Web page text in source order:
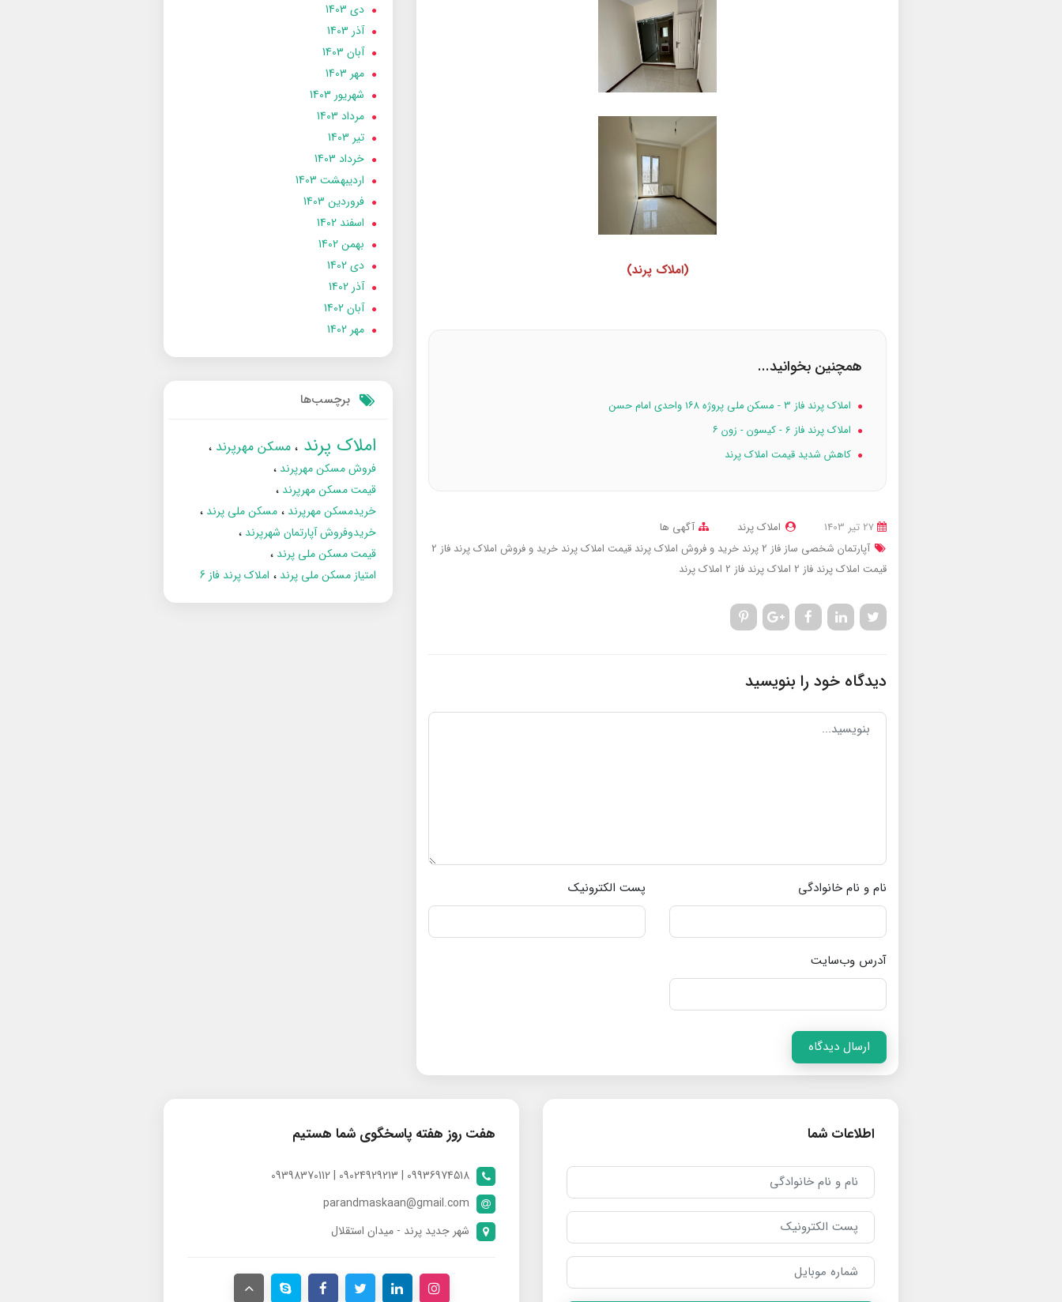
(املاک پرند)
همچنین بخوانید...
املاک پرند فاز 3 - مسکن ملی پروژه ۱۶۸ واحدی امام حسن
املاک پرند فاز 6 - کیسون - زون ۶
کاهش شدید قیمت املاک پرند
املاک پرند
آگهی ها
آپارتمان شخصی ساز فاز 2 پرند
خرید و فروش املاک پرند قیمت املاک پرند خرید و فروش املاک پرند فاز 2
قیمت املاک پرند فاز 2
املاک پرند فاز 2 املاک پرند
دیدگاه خود را بنویسید
نام و نام خانوادگی پست الکترونیک
آدرس وب‌سایت
ارسال دیدگاه
دی 1403
آذر 1403
آبان 1403
مهر 1403
شهریور 1403
مرداد 1403
تير 1403
خرداد 1403
ارديبهشت 1403
فروردین 1403
اسفند 1402
بهمن 1402
دی 1402
آذر 1402
آبان 1402
مهر 1402
برچسب‌ها
املاک پرند مسکن مهرپرند
فروش مسکن مهرپرند
قیمت مسکن مهرپرند
خریدمسکن مهرپرند
مسکن ملی پرند
خریدوفروش آپارتمان شهرپرند
قیمت مسکن ملی پرند
امتیاز مسکن ملی پرند
املاک پرند فاز 6
اطلاعات شما هفت روز هفته پاسخگوی شما هستیم
09936974518 | 09024929213 | 09398370112
parandmaskaan@gmail.com
شهر جدید پرند - میدان استقلال